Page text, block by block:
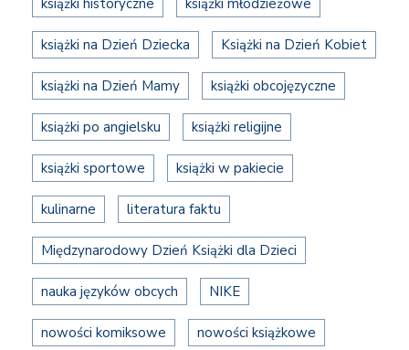
książki historyczne książki młodzieżowe
książki na Dzień Dziecka Książki na Dzień Kobiet
książki na Dzień Mamy książki obcojęzyczne
książki po angielsku książki religijne
książki sportowe książki w pakiecie
kulinarne literatura faktu
Międzynarodowy Dzień Książki dla Dzieci
nauka języków obcych NIKE
nowości komiksowe nowości książkowe